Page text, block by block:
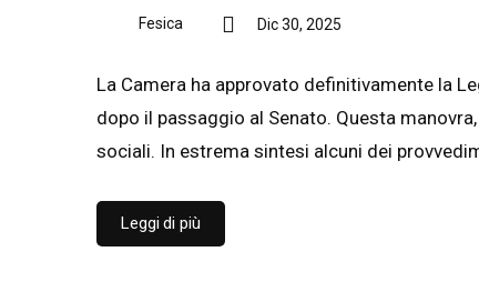
Fesica Dic 30, 2025
La Camera ha approvato definitivamente la
dopo il passaggio al Senato. Questa
sociali. In estrema sintesi alcuni dei
Leggi di più